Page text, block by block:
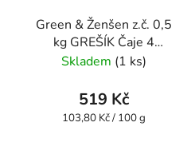
Green & Ženšen z.č. 0,5
kg GREŠÍK Čaje 4
světadílů
Skladem (1 ks)
519 Kč
Měrná
103,80 Kč / 100 g